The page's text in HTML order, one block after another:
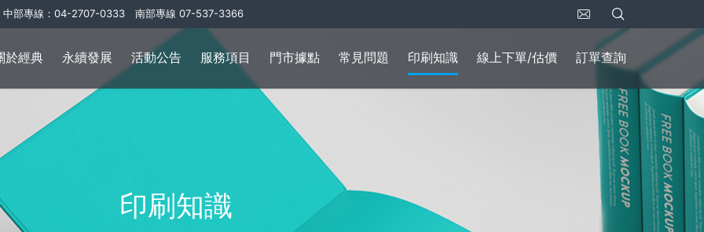
部專線：04-2707-0333 南部專線 07-537-3366
於經典 永續發展 活動公告 服務項目 門市據點 常見問題 印刷知識 線上下單/估價 訂單查詢
印刷知識